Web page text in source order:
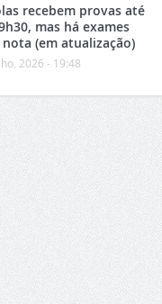
recebem provas até
mas há exames
nota (em atualização)
2026 - 19:48